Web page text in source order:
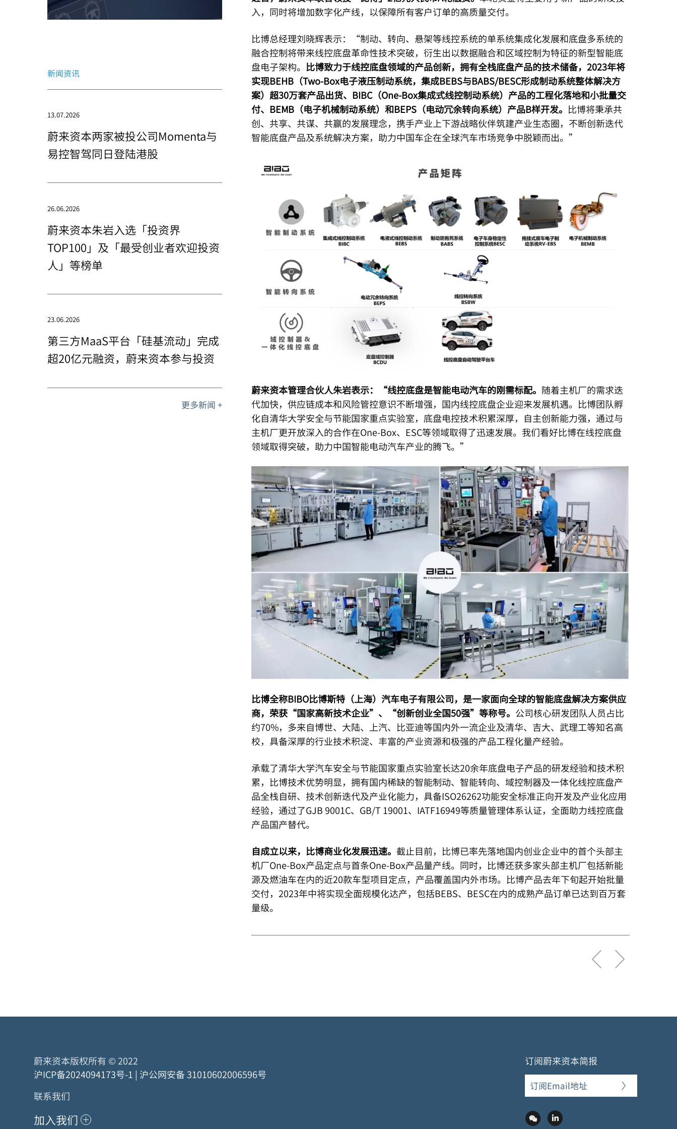
新闻资讯
13.07.2026
蔚来资本两家被投公司Momenta与
易控智驾同日登陆港股
26.06.2026
蔚来资本朱岩入选「投资界
TOP100」及「最受创业者欢迎投资
人」等榜单
23.06.2026
第三方MaaS平台「硅基流动」完成
超20亿元融资，蔚来资本参与投资
更多新闻 +
入，同时将增加数字化产线，以保障所有客户订单的高质量交付。
比博总经理刘晓辉表示：“制动、转向、悬架等线控系统的单系统集成化发展和底盘多系统的
融合控制将带来线控底盘革命性技术突破，衍生出以数据融合和区域控制为特征的新型智能底
盘电子架构。 比博致力于线控底盘领域的产品创新，拥有全栈底盘产品的技术储备，2023年将
实现BEHB（Two-Box电子液压制动系统，集成BEBS与BABS/BESC形成制动系统整体解决方
案）超30万套产品出货、BIBC（One-Box集成式线控制动系统）产品的工程化落地和小批量交
付、BEMB（电子机械制动系统）和BEPS（电动冗余转向系统）产品B样开发。 比博将秉承共
创、共享、共谋、共赢的发展理念，携手产业上下游战略伙伴筑建产业生态圈，不断创新迭代
智能底盘产品及系统解决方案，助力中国车企在全球汽车市场竞争中脱颖而出。”
蔚来资本管理合伙人朱岩表示：“线控底盘是智能电动汽车的刚需标配。 随着主机厂的需求迭
代加快，供应链成本和风险管控意识不断增强，国内线控底盘企业迎来发展机遇。比博团队孵
化自清华大学安全与节能国家重点实验室，底盘电控技术积累深厚，自主创新能力强，通过与
主机厂更开放深入的合作在One-Box、ESC等领域取得了迅速发展。我们看好比博在线控底盘
领域取得突破，助力中国智能电动汽车产业的腾飞。”
比博全称BIBO比博斯特（上海）汽车电子有限公司，是一家面向全球的智能底盘解决方案供应
商，荣获“国家高新技术企业”、“创新创业全国50强”等称号。 公司核心研发团队人员占比
约70%，多来自博世、大陆、上汽、比亚迪等国内外一流企业及清华、吉大、武理工等知名高
校，具备深厚的行业技术积淀、丰富的产业资源和极强的产品工程化量产经验。
承载了清华大学汽车安全与节能国家重点实验室长达20余年底盘电子产品的研发经验和技术积
累，比博技术优势明显，拥有国内稀缺的智能制动、智能转向、域控制器及一体化线控底盘产
品全栈自研、技术创新迭代及产业化能力，具备ISO26262功能安全标准正向开发及产业化应用
经验，通过了GJB 9001C、GB/T 19001、IATF16949等质量管理体系认证，全面助力线控底盘
产品国产替代。
自成立以来，比博商业化发展迅速。 截止目前，比博已率先落地国内创业企业中的首个头部主
机厂One-Box产品定点与首条One-Box产品量产线。同时，比博还获多家头部主机厂包括新能
源及燃油车在内的近20款车型项目定点，产品覆盖国内外市场。比博产品去年下旬起开始批量
交付，2023年中将实现全面规模化达产，包括BEBS、BESC在内的成熟产品订单已达到百万套
量级。
订阅蔚来资本简报
蔚来资本版权所有 © 2022
沪ICP备2024094173号-1 | 沪公网安备 31010602006596号
联系我们
加入我们